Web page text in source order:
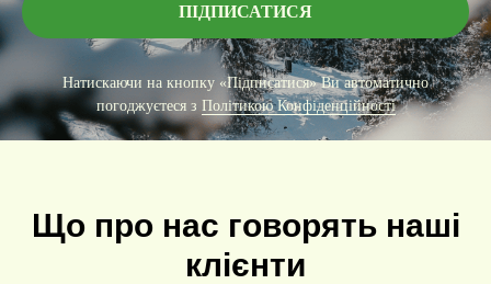
ПІДПИСАТИСЯ
Натискаючи на кнопку «Підписатися» Ви автоматично
погоджуєтеся зПолітикою Конфіденційності
Що про нас говорять наші
клієнти